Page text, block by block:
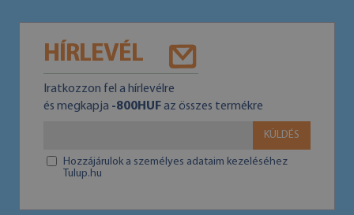
HÍRLEVÉL
Iratkozzon fel a hírlevélre
és megkapja -800HUFaz összes termékre
KÜLDÉS
Hozzájárulok a személyes adataim kezeléséhez
Tulup.hu